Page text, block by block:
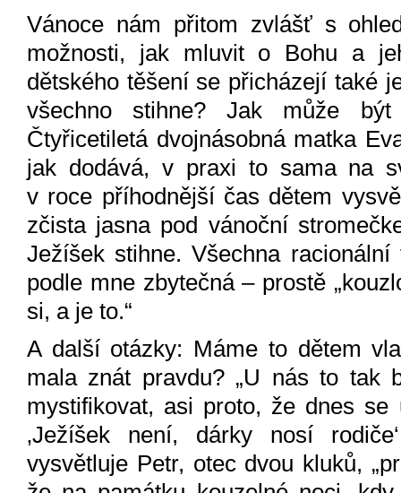
Vánoce nám přitom zvlášť s
možnosti, jak mluvit o Bohu a
dětského těšení se přicházejí také
všechno stihne? Jak může
Čtyřicetiletá dvojnásobná matka
jak dodává, v praxi to sama na
v roce příhodnější čas dětem
zčista jasna pod vánoční
Ježíšek stihne. Všechna
podle mne zbytečná – prostě
si, a je to.“
A další otázky: Máme to dětem
mala znát pravdu? „U nás to tak
mystifikovat, asi proto, že dnes
‚Ježíšek není, dárky nosí
vysvětluje Petr, otec dvou kluků,